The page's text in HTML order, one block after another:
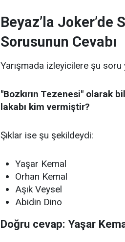
Beyaz’la Joker’de
Sorusunun Cevabı
Yarışmada izleyicilere şu soru
"Bozkırın Tezenesi" olarak
lakabı kim vermiştir?
Şıklar ise şu şekildeydi:
Yaşar Kemal
Orhan Kemal
Aşık Veysel
Abidin Dino
Doğru cevap: Yaşar